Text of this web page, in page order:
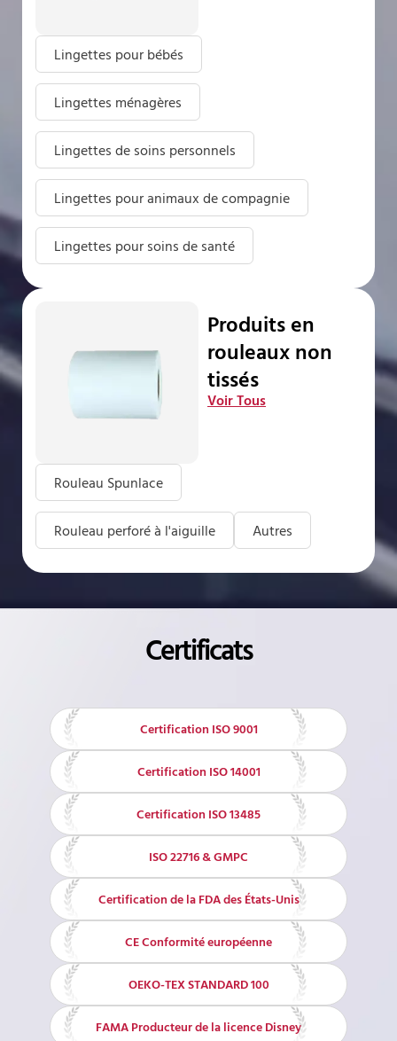
Lingettes pour bébés
Lingettes ménagères
Lingettes de soins personnels
Lingettes pour animaux de compagnie
Lingettes pour soins de santé
Produits en
rouleaux non
tissés
Voir Tous
Rouleau Spunlace
Rouleau perforé à l'aiguille Autres
Certificats
Certification ISO 9001
Certification ISO 14001
Certification ISO 13485
ISO 22716 & GMPC
Certification de la FDA des États-Unis
CE Conformité européenne
OEKO-TEX STANDARD 100
FAMA Producteur de la licence Disney